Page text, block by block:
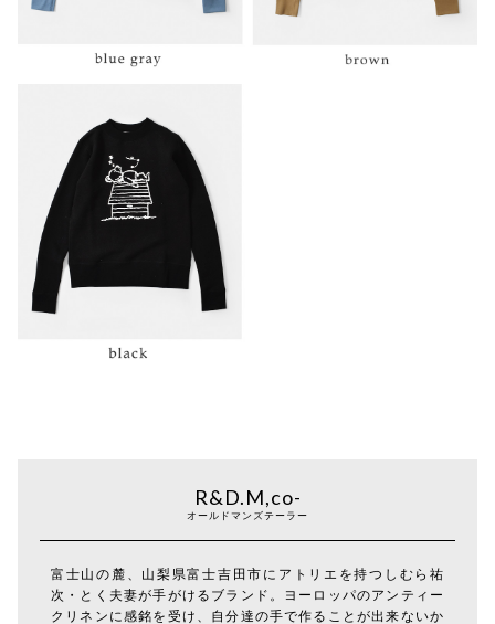
R&D.M,co-
オールドマンズテーラー
富士山の麓、山梨県富士吉田市にアトリエを持つしむら祐
次・とく夫妻が手がけるブランド。ヨーロッパのアンティー
クリネンに感銘を受け、自分達の手で作ることが出来ないか